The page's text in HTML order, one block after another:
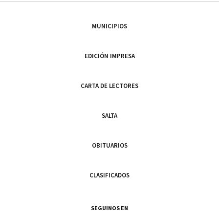
MUNICIPIOS
EDICIÓN IMPRESA
CARTA DE LECTORES
SALTA
OBITUARIOS
CLASIFICADOS
SEGUINOS EN